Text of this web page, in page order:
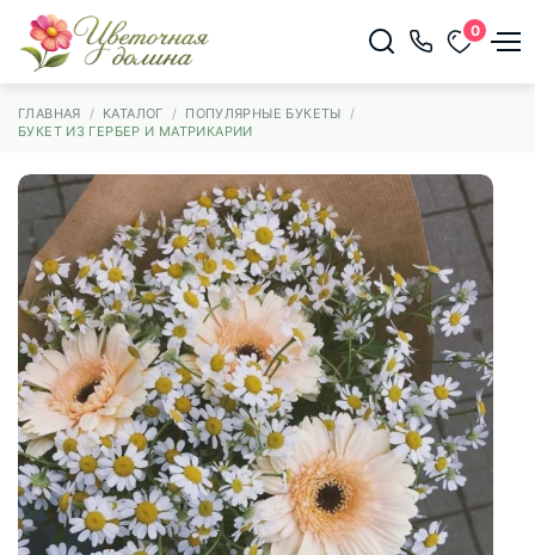
0
ГЛАВНАЯ КАТАЛОГ
ПОПУЛЯРНЫЕ БУКЕТЫ
БУКЕТ ИЗ ГЕРБЕР И МАТРИКАРИИ